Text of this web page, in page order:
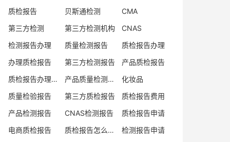
质检报告
贝斯通检测
CMA
第三方检测
第三方检测机构
CNAS
检测报告办理
质量检测报告
质检报告办理
办理质检报告
第三方检测报告
产品质检报告
质检报告办理流程
产品质量检测报告
化妆品
质量检验报告
第三方质检报告
质检报告费用
产品检测报告
CNAS检测报告
质检报告申请
电商质检报告
质检报告怎么办理
检测报告申请